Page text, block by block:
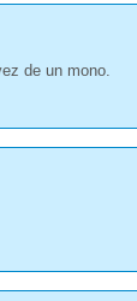
de un mono.